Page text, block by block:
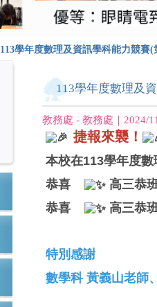
113學年度數理及資訊學科能力競賽
113學年度數理及
教務處 - 教務處｜2024/
捷報來襲！
本校在113學年度
恭喜
高三恭
恭喜
高三恭
特別感謝
數學科 黃義山老師